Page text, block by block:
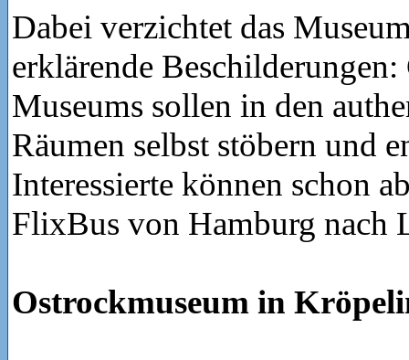
Dabei verzichtet das
erklärende Beschilderungen:
Museums sollen in den
Räumen selbst stöbern und
Interessierte können schon
FlixBus von Hamburg nach
Ostrockmuseum in